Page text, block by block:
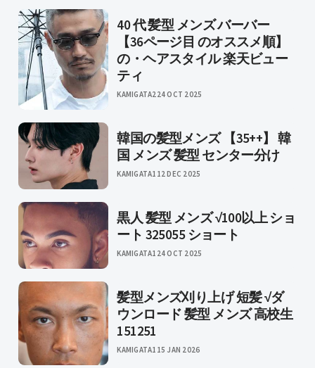
40 代 髪型 メンズ バーバー
【36ページ目 のオススメ順】
の・ヘアスタイル 楽天ビュー
ティ
KAMIGATA224 OCT 2025
韓国の髪型メンズ 【35++】 韓
国 メンズ 髪型 センター分け
KAMIGATA1 12 DEC 2025
黒人 髪型 メンズ √100以上 ショ
ート 325055 ショート
KAMIGATA1 24 OCT 2025
髪型メンズ刈り上げ 短髪 √ダ
ウンロード 髪型 メンズ 高校生
151251
KAMIGATA1 15 JAN 2026